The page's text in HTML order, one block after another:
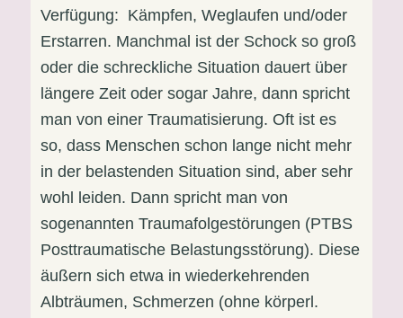
Verfügung: Kämpfen, Weglaufen und/oder
Erstarren. Manchmal ist der Schock so groß
oder die schreckliche Situation dauert über
längere Zeit oder sogar Jahre, dann spricht
man von einer Traumatisierung. Oft ist es
so, dass Menschen schon lange nicht mehr
in der belastenden Situation sind, aber sehr
wohl leiden. Dann spricht man von
sogenannten Traumafolgestörungen (PTBS
Posttraumatische Belastungsstörung). Diese
äußern sich etwa in wiederkehrenden
Albträumen, Schmerzen (ohne körperl.